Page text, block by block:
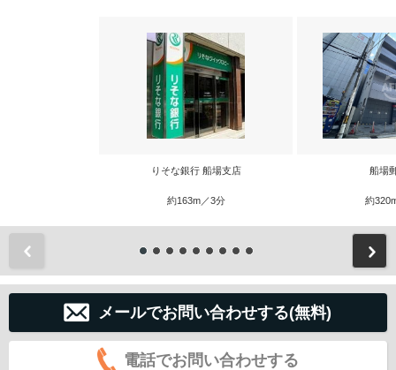
りそな銀行 船場支店
約163m／3分
船場
約
メールでお問い合わせする(無料)
電話でお問い合わせする